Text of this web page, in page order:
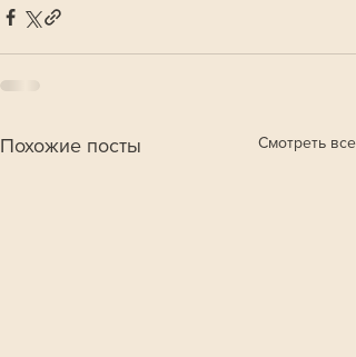
Похожие посты Смотреть все